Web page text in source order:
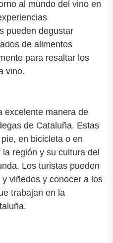
al mundo del vino en
pueden degustar
de alimentos
para resaltar los
vino.
excelente manera de
de Cataluña. Estas
en bicicleta o en
región y su cultura del
Los turistas pueden
viñedos y conocer a los
trabajan en la